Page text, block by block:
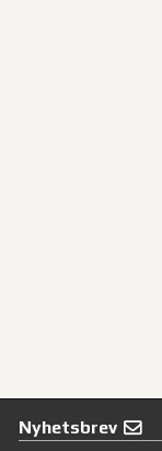
Nyhetsbrev